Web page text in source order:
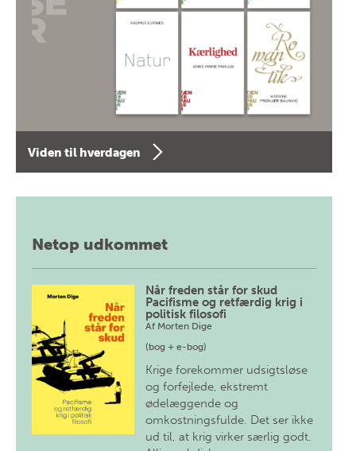
Viden til hverdagen
Netop udkommet
Når freden står for skud
Pacifisme og retfærdig krig i
politisk filosofi
Af Morten Dige
(bog + e-bog)
Krige forekommer udsigtsløse
og forfejlede, ekstremt
ødelæggende og
omkostningsfulde. Det ser ikke
ud til, at krig virker særlig godt.